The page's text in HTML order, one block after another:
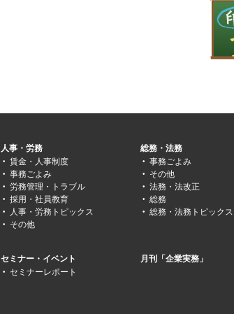
人事・労務
賃金・人事制度
事務ごよみ
労務管理・トラブル
採用・社員教育
人事・労務トピックス
その他
総務・法務
事務ごよみ
その他
法務・法改正
総務
総務・法務トピックス
セミナー・イベント
セミナーレポート
月刊「企業実務」